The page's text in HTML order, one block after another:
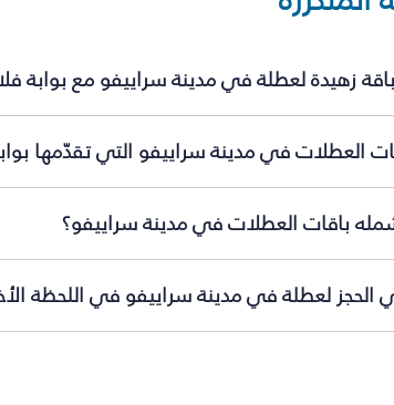
زهيدة لعطلة في مدينة سراييفو مع بوابة
العطلات في مدينة سراييفو التي تقدّمها
باقات العطلات في مدينة سراييفو؟
الحجز لعطلة في مدينة سراييفو في اللحظة